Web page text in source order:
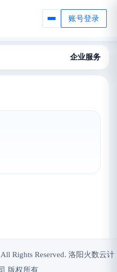
账号登录
企业服务
Rights Reserved. 洛阳火数云计
版权所有